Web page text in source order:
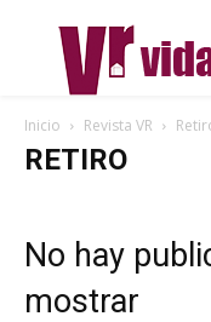
Inicio Revista VR
RETIRO
No hay
mostrar